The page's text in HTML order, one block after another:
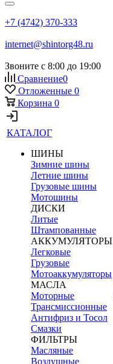
+7 (4742) 370-333
internet@shintorg48.ru
Звоните с 8:00 до 19:00
Сравнение0
Отложенные 0
Корзина 0
КАТАЛОГ
ШИНЫ
Зимние шины
Летние шины
Грузовые шины
Мотошины
ДИСКИ
Литые
Штампованные
АККУМУЛЯТОРЫ
Легковые
Грузовые
Мотоаккумуляторы
МАСЛА
Моторные
Трансмиссионные
Антифриз и Тосол
Смазки
ФИЛЬТРЫ
Масляные
Воздушные